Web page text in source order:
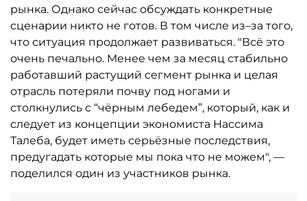
рынка. Однако сейчас обсуждать конкретные
сценарии никто не готов. В том числе из–за того,
что ситуация продолжает развиваться. "Всё это
очень печально. Менее чем за месяц стабильно
работавший растущий сегмент рынка и целая
отрасль потеряли почву под ногами и
столкнулись с “чёрным лебедем”, который, как и
следует из концепции экономиста Нассима
Талеба, будет иметь серьёзные последствия,
предугадать которые мы пока что не можем", —
поделился один из участников рынка.